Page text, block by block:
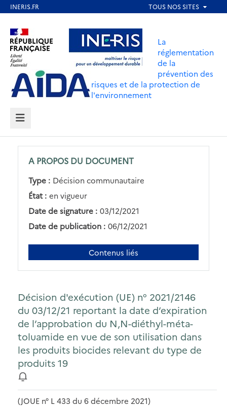
contenu
principal
Aller au contenu Aller au menu
Aller au pied de page
La
réglementation
de la
prévention des
risques et de la protection de
l'environnement
MENU
A PROPOS DU DOCUMENT
Type : Décision communautaire
État : en vigueur
Date de signature : 03/12/2021
Date de publication : 06/12/2021
Contenus liés
Décision d'exécution (UE) n° 2021/2146
du 03/12/21 reportant la date d’expiration
de l’approbation du N,N-diéthyl-méta-
toluamide en vue de son utilisation dans
les produits biocides relevant du type de
produits 19
(JOUE n° L 433 du 6 décembre 2021)